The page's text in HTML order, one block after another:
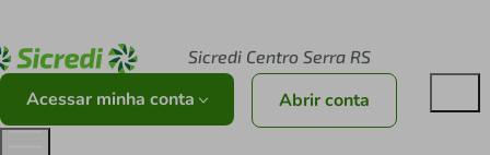
Sicredi Centro Serra RS
Acessar minha conta Abrir conta